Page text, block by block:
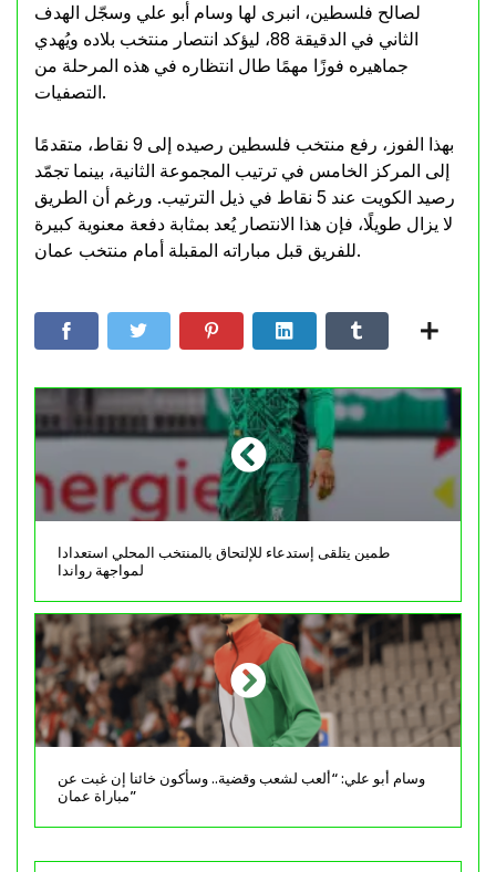
لصالح فلسطين، انبرى لها وسام أبو علي وسجّل الهدف
الثاني في الدقيقة 88، ليؤكد انتصار منتخب بلاده ويُهدي
جماهيره فوزًا مهمًا طال انتظاره في هذه المرحلة من
التصفيات.
بهذا الفوز، رفع منتخب فلسطين رصيده إلى 9 نقاط، متقدمًا
إلى المركز الخامس في ترتيب المجموعة الثانية، بينما تجمّد
رصيد الكويت عند 5 نقاط في ذيل الترتيب. ورغم أن الطريق
لا يزال طويلًا، فإن هذا الانتصار يُعد بمثابة دفعة معنوية كبيرة
للفريق قبل مباراته المقبلة أمام منتخب عمان.
طمين يتلقى إستدعاء للإلتحاق بالمنتخب المحلي استعدادا
لمواجهة رواندا
وسام أبو علي: “ألعب لشعب وقضية.. وسأكون خائنا إن غبت عن
مباراة عمان”